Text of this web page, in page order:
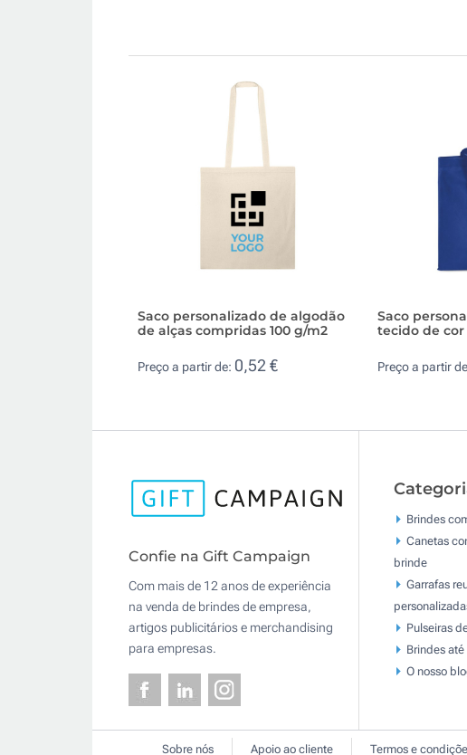
Saco personalizado de algodão
de alças compridas 100 g/m2
Preço a partir de: 0,52 €
Saco
tecido de cor
Preço a partir
Confie na Gift Campaign
Com mais de 12 anos de experiência
na venda de brindes de empresa,
artigos publicitários e merchandising
para empresas.
Brindes
Canetas
brinde
Garrafas
Pulseiras
Brindes até
O nosso
Sobre nós Apoio ao cliente Termos e